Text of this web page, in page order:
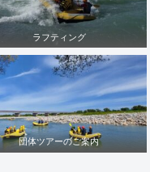
ラフティング
団体ツアーのご案内